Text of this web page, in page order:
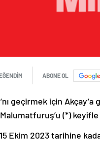
ABONE OL
geçirmek için
(*)
15 Ekim 2023 tarihine